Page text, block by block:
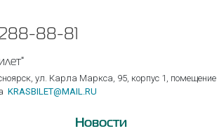
88-81
ул. Карла Маркса, 95, корпус 1, помещение
KRASBILET@MAIL.RU
Новости